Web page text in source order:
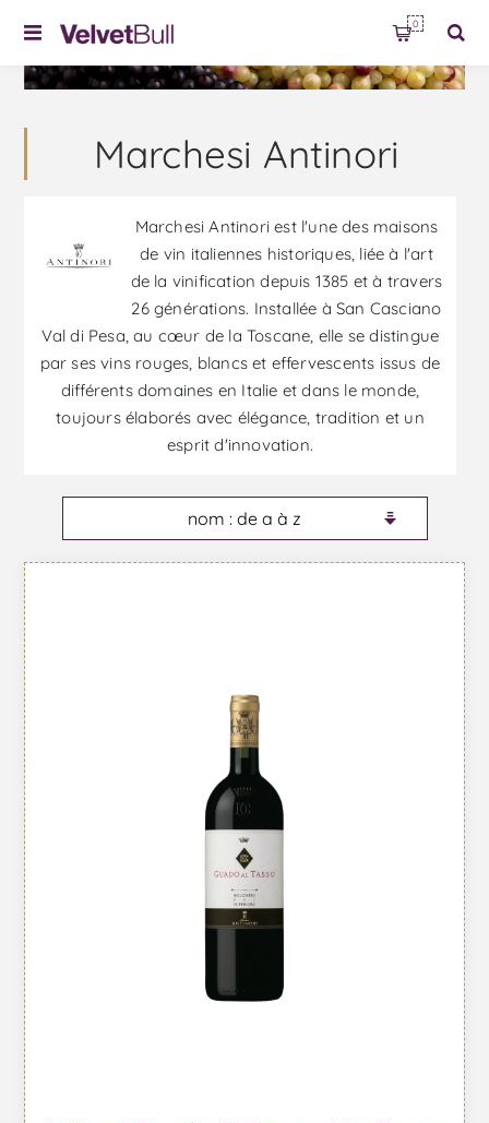
0
Marchesi Antinori
Marchesi Antinori est l'une des maisons
de vin italiennes historiques, liée à l'art
de la vinification depuis 1385 et à travers
26 générations. Installée à San Casciano
Val di Pesa, au cœur de la Toscane, elle se distingue
par ses vins rouges, blancs et effervescents issus de
différents domaines en Italie et dans le monde,
toujours élaborés avec élégance, tradition et un
esprit d'innovation.